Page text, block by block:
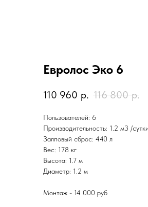
Евролос Эко 6
110 960 р. 116 800 р.
Пользователей: 6
Производительность: 1.2 м3 /
Залповый сброс: 440 л
Вес: 178 кг
Высота: 1.7 м
Диаметр: 1.2 м
Монтаж - 14 000 руб